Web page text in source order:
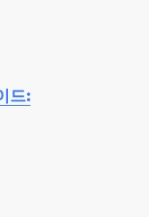
드: